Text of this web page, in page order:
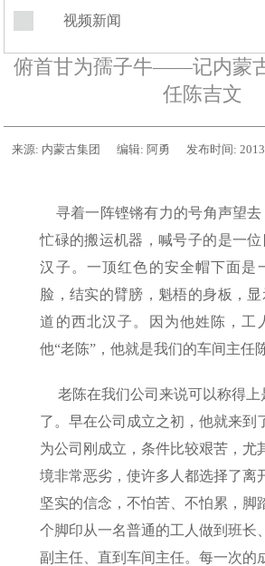
视频新闻
俯首甘为孺子牛——记内蒙
任陈吉文
来源: 内蒙古集团 编辑: 阿勇 发布时间:
寻着一阵铿锵有力的号角声望去
忙碌的搬运机器，喊号子的是一
汉子。一顶红色的安全帽下面是
脸，结实的臂膀，魁梧的身板，
道的西北汉子。因为他姓陈，工
他“老陈”，他就是我们的车间主任
老陈在我们公司来说可以称得上
了。早在公司成立之初，他就来到
为公司刚成立，条件比较艰苦，尤
境非常恶劣，使许多人都选择了离
坚实的信念，不怕苦、不怕累，脚
个脚印从一名普通的工人做到班长
副主任、直到车间主任。每一次的